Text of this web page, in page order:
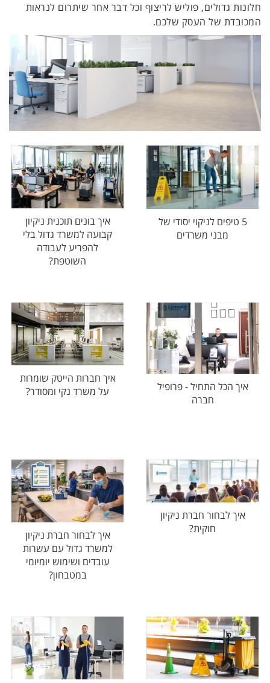
חלונות גדולים, פוליש לריצוף וכל דבר אחר שיתרום לנראות
המכובדת של העסק שלכם.
5 טיפים לניקוי יסודי של
מבני משרדים
איך בונים תוכנית ניקיון
קבועה למשרד גדול בלי
להפריע לעבודה
השוטפת?
איך הכל התחיל - פרופיל
חברה
איך חברות הייטק שומרות
על משרד נקי ומסודר?
איך לבחור חברת ניקיון
חוקית?
איך לבחור חברת ניקיון
למשרד גדול עם עשרות
עובדים ושימוש יומיומי
במטבחון?